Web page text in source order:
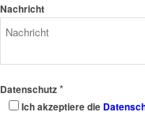
Nachricht
Datenschutz*
Ich akzeptiere die